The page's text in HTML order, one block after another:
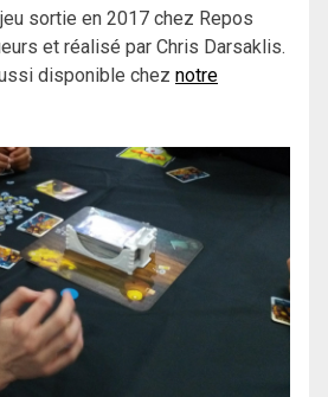
sortie en 2017 chez Repos
et réalisé par Chris Darsaklis.
disponible chez notre